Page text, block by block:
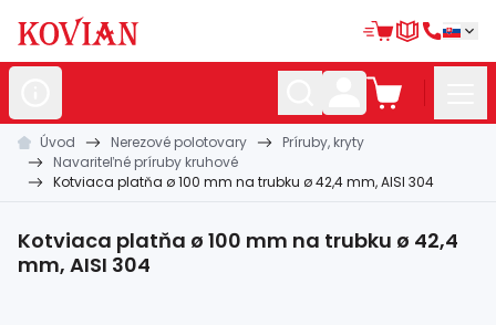
Nerezovépolotovary
Hliníkovépolotovary
Kovanépolotovary
Zábradlia a
Úvod Nerezové polotovary
Príruby, kryty
Navariteľné príruby kruhové
Kotviaca platňa ø 100 mm na trubku ø 42,4 mm, AISI 304
Kotviaca platňa ø 100 mm na trubku ø 42,4
mm, AISI 304